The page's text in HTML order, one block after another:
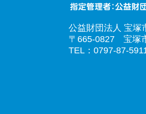
公益財団法人 宝塚
〒665-0827 宝塚
TEL：0797-87-